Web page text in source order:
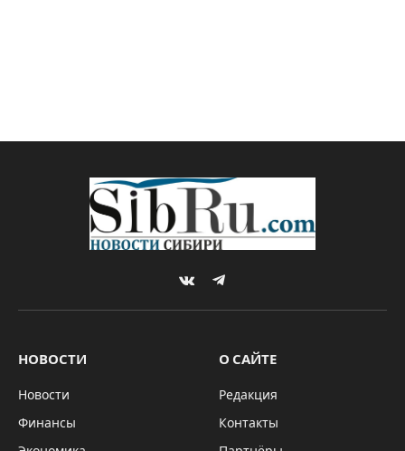
VKontakteTelegram
НОВОСТИ
Новости
Финансы
О САЙТЕ
Редакция
Контакты